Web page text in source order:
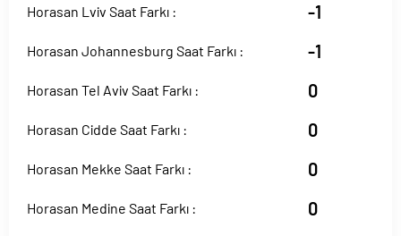
Horasan Lviv Saat Farkı : -1
Horasan Johannesburg Saat Farkı : -1
Horasan Tel Aviv Saat Farkı : 0
Horasan Cidde Saat Farkı : 0
Horasan Mekke Saat Farkı : 0
Horasan Medine Saat Farkı : 0